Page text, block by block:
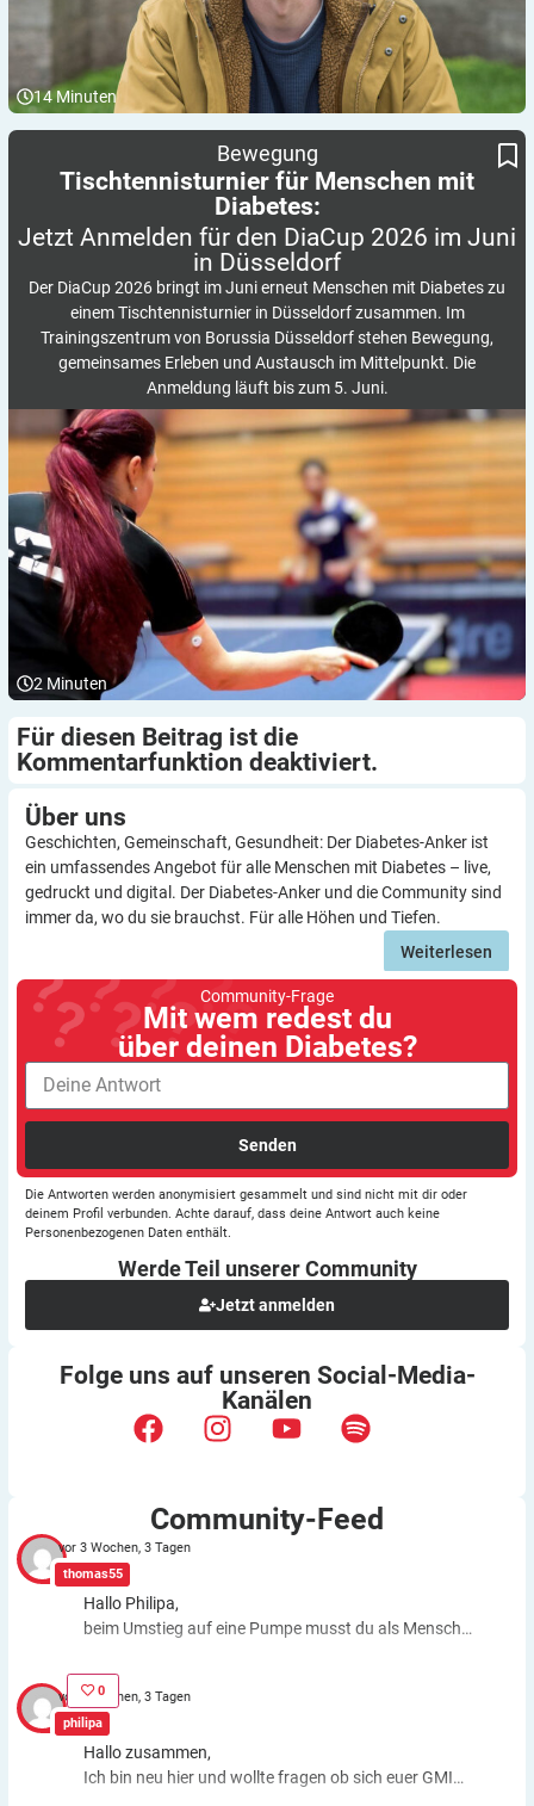
14 Minuten
Bewegung
Tischtennisturnier für Menschen mit
Diabetes:
Jetzt Anmelden für den DiaCup 2026 im Juni
in Düsseldorf
Der DiaCup 2026 bringt im Juni erneut Menschen mit Diabetes zu
einem Tischtennisturnier in Düsseldorf zusammen. Im
Trainingszentrum von Borussia Düsseldorf stehen Bewegung,
gemeinsames Erleben und Austausch im Mittelpunkt. Die
Anmeldung läuft bis zum 5. Juni.
2 Minuten
Für diesen Beitrag ist die
Kommentarfunktion deaktiviert.
Über uns
Geschichten, Gemeinschaft, Gesundheit: Der Diabetes-Anker ist
ein umfassendes Angebot für alle Menschen mit Diabetes – live,
gedruckt und digital. Der Diabetes-Anker und die Community sind
immer da, wo du sie brauchst. Für alle Höhen und Tiefen.
Weiterlesen
Community-Frage
Mit wem redest du
über deinen Diabetes?
Senden
Die Antworten werden anonymisiert gesammelt und sind nicht mit dir oder
deinem Profil verbunden. Achte darauf, dass deine Antwort auch keine
Personenbezogenen Daten enthält.
Werde Teil unserer Community
Jetzt anmelden
Folge uns auf unseren Social-Media-
Kanälen
Community-Feed
thomas55
vor 3 Wochen, 3 Tagen
Hallo Philipa,
beim Umstieg auf eine Pumpe musst du als Mensch
ICT. Schätzfehler bleiben also. Du kannst aber die
Basalrate individuell einstellen, z.B. In den frühen
Morgenstunden mehr Insulin zuführen. Auch bei
körperlichen Anstrengungen kannst du die Basalrate
für eine Zeit stoppen, das morgens oder abends
0
philipa
vor 3 Wochen, 3 Tagen
Hallo zusammen,
Ich bin neu hier und wollte fragen ob sich euer GMI